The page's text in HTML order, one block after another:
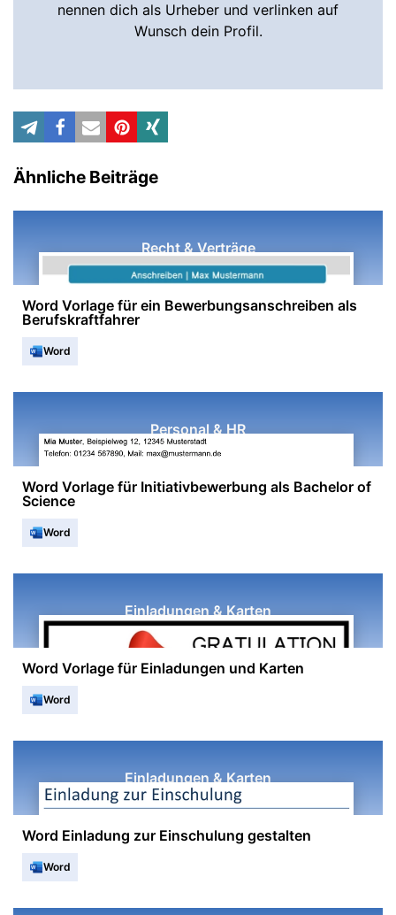
nennen dich als Urheber und verlinken auf
Wunsch dein Profil.
Ähnliche Beiträge
Recht & Verträge
Word Vorlage für ein Bewerbungsanschreiben als
Berufskraftfahrer
Word
Personal & HR
Word Vorlage für Initiativbewerbung als Bachelor of
Science
Word
Einladungen & Karten
Word Vorlage für Einladungen und Karten
Word
Einladungen & Karten
Word Einladung zur Einschulung gestalten
Word